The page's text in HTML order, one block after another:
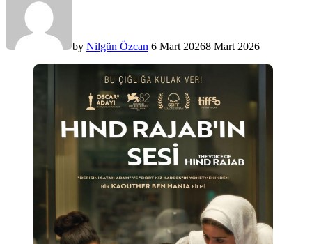
by Nilgün Özcan 6 Mart 20268 Mart 2026